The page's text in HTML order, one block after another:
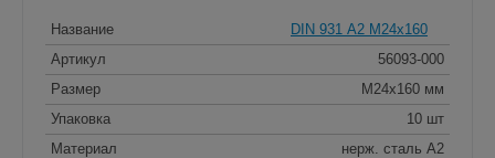
Название
DIN 931 А2 M24x160
Артикул
56093-000
Размер
M24x160 мм
Упаковка
10 шт
Материал
нерж. сталь A2